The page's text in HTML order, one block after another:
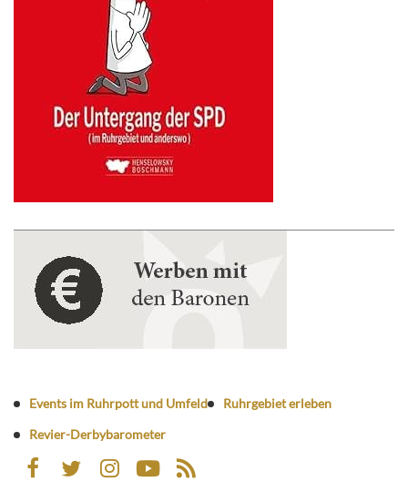
Events im Ruhrpott und Umfeld
Ruhrgebiet erleben
Revier-Derbybarometer